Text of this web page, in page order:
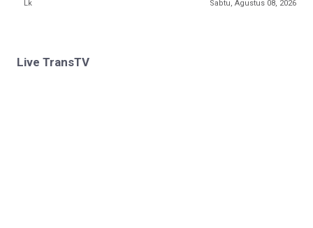
Lk Sabtu, Agustus 08, 2026
Live TransTV